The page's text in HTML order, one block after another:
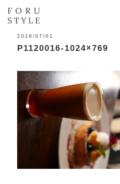
2016/07/01
P1120016-1024×769